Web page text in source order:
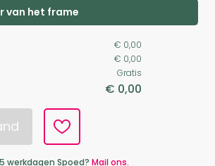
van het frame
€ 0,00
€ 0,00
Gratis
€ 0,00
werkdagen Spoed? Mail ons.